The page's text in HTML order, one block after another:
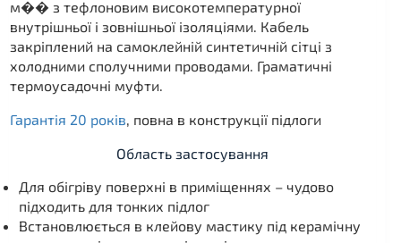
м�� з тефлоновим високотемпературної
внутрішньої і зовнішньої ізоляціями. Кабель
закріплений на самоклейній синтетичній сітці з
холодними сполучними проводами. Граматичні
термоусадочні муфти.
Гарантія 20 років, повна в конструкції підлоги
Область застосування
Для обігріву поверхні в приміщеннях – чудово
підходить для тонких підлог
Встановлюється в клейову мастику під керамічну